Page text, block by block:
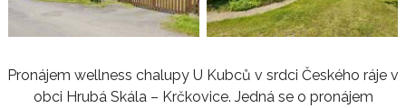
Pronájem wellness chalupy U Kubců v srdci Českého ráje v
obci Hrubá Skála – Krčkovice. Jedná se o pronájem